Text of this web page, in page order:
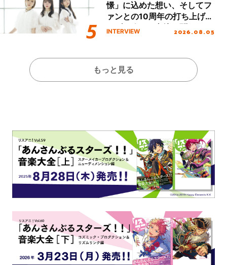
憬」に込めた想い、そしてフ
ァンとの10周年の打ち上げラ
イブを終えた心境を聞いた。
INTERVIEW 2026.08.05
もっと見る